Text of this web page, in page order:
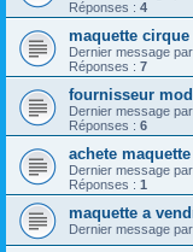
Réponses : 4
maquette cirque
Dernier message par
Réponses : 7
fournisseur
Dernier message par
Réponses : 6
achete maquette
Dernier message par
Réponses : 1
maquette a
Dernier message par